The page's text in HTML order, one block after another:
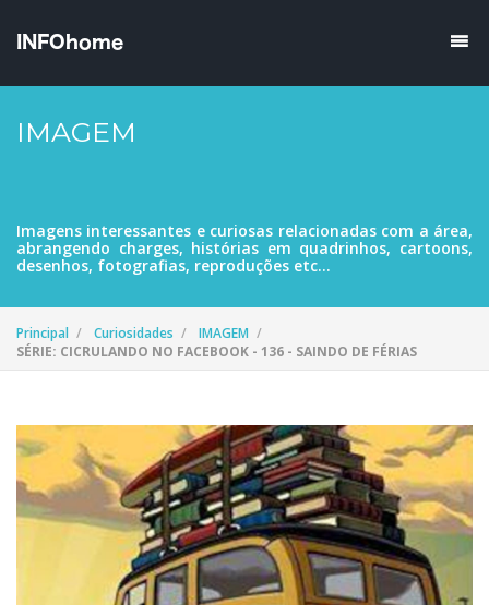
IMAGEM
Imagens interessantes e curiosas relacionadas com a área,
abrangendo charges, histórias em quadrinhos, cartoons,
desenhos, fotografias, reproduções etc...
Principal Curiosidades
IMAGEM
SÉRIE: CICRULANDO NO FACEBOOK - 136 - SAINDO DE FÉRIAS